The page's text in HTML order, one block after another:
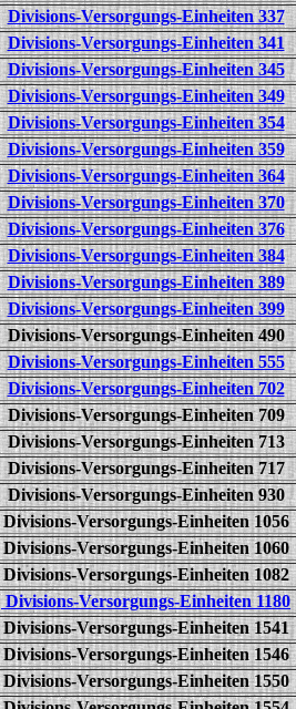
Divisions-Versorgungs-Einheiten 337
Divisions-Versorgungs-Einheiten 341
Divisions-Versorgungs-Einheiten 345
Divisions-Versorgungs-Einheiten 349
Divisions-Versorgungs-Einheiten 354
Divisions-Versorgungs-Einheiten 359
Divisions-Versorgungs-Einheiten 364
Divisions-Versorgungs-Einheiten 370
Divisions-Versorgungs-Einheiten 376
Divisions-Versorgungs-Einheiten 384
Divisions-Versorgungs-Einheiten 389
Divisions-Versorgungs-Einheiten 399
Divisions-Versorgungs-Einheiten 490
Divisions-Versorgungs-Einheiten 555
Divisions-Versorgungs-Einheiten 702
Divisions-Versorgungs-Einheiten 709
Divisions-Versorgungs-Einheiten 713
Divisions-Versorgungs-Einheiten 717
Divisions-Versorgungs-Einheiten 930
Divisions-Versorgungs-Einheiten 1056
Divisions-Versorgungs-Einheiten 1060
Divisions-Versorgungs-Einheiten 1082
Divisions-Versorgungs-Einheiten 1180
Divisions-Versorgungs-Einheiten 1541
Divisions-Versorgungs-Einheiten 1546
Divisions-Versorgungs-Einheiten 1550